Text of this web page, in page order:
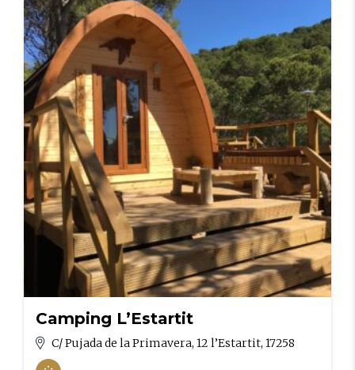
Camping L’Estartit
C/ Pujada de la Primavera, 12 l’Estartit, 17258